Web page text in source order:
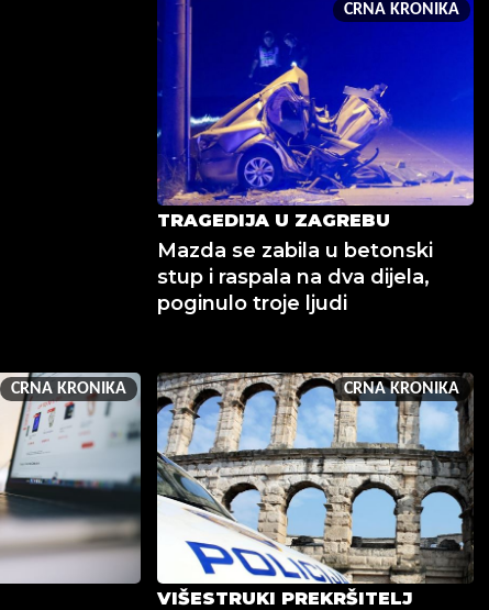
CRNA KRONIKA
TRAGEDIJA U ZAGREBU
Mazda se zabila u betonski
stup i raspala na dva dijela,
poginulo troje ljudi
CRNA KRONIKA CRNA KRONIKA
VIŠESTRUKI PREKRŠITELJ